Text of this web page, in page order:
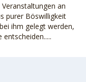
an
purer Böswilligkeit
ihm gelegt werden,